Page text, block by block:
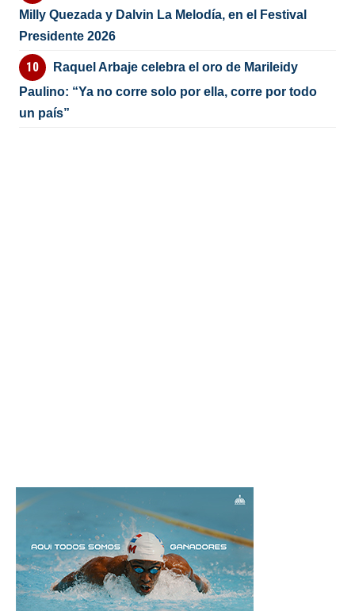
Milly Quezada y Dalvin La Melodía, en el Festival
Presidente 2026
Raquel Arbaje celebra el oro de Marileidy
Paulino: “Ya no corre solo por ella, corre por todo
un país”